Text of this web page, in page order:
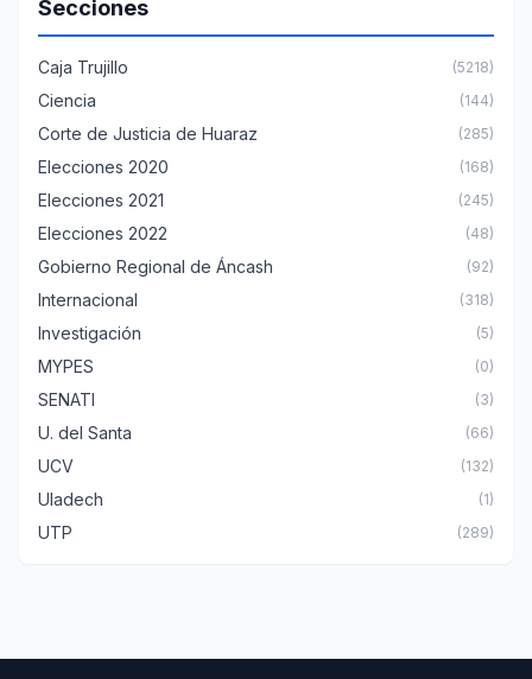
Secciones
Caja Trujillo (5218)
Ciencia (144)
Corte de Justicia de Huaraz (285)
Elecciones 2020 (168)
Elecciones 2021 (245)
Elecciones 2022 (48)
Gobierno Regional de Áncash (92)
Internacional (318)
Investigación (5)
MYPES (0)
SENATI (3)
U. del Santa (66)
UCV (132)
Uladech (1)
UTP (289)